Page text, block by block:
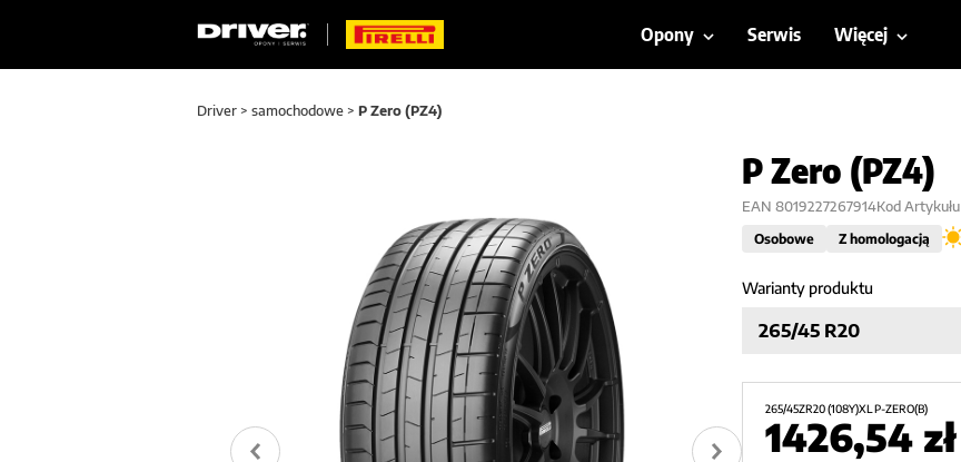
Opony Serwis Więcej
Driver > samochodowe > P Zero (PZ4)
P Zero (PZ4)
EAN 8019227267914Kod Artykułu
Osobowe
Z homologacją
Warianty produktu
265/45 R20
265/45ZR20 (108Y)XL P-ZERO(B)
1426,54 zł